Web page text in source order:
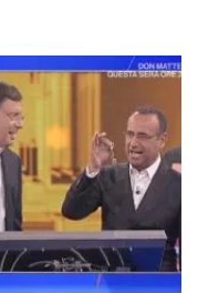
News
dal mondo